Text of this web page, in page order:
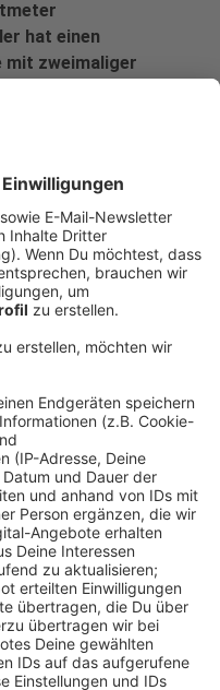
hat einen
mit zweimaliger
erhält das
des mittleren
Ladenlokal sowohl
Tunnel aus
Untergeschoss
820 Quadratmeter
Anbieter sind
verfügbar.
die Höhe und wir
Nachfrage nach den
die wir hier anbieten
Hehemann,